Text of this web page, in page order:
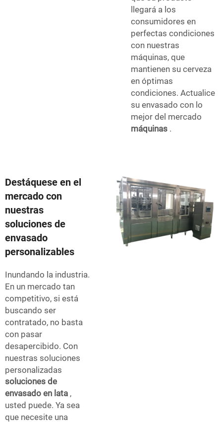
llegará a los
consumidores en
perfectas condiciones
con nuestras
máquinas, que
mantienen su cerveza
en óptimas
condiciones. Actualice
su envasado con lo
mejor del mercado
máquinas .
Destáquese en el
mercado con
nuestras
soluciones de
envasado
personalizables
Inundando la industria.
En un mercado tan
competitivo, si está
buscando ser
contratado, no basta
con pasar
desapercibido. Con
nuestras soluciones
personalizadas
soluciones de
envasado en lata ,
usted puede. Ya sea
que necesite una